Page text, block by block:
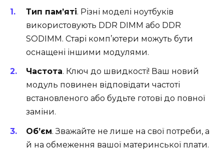
Тип пам’яті. Різні моделі ноутбуків
використовують DDR DIMM або DDR
SODIMM. Старі комп’ютери можуть бути
оснащені іншими модулями.
Частота. Ключ до швидкості! Ваш новий
модуль повинен відповідати частоті
встановленого або будьте готові до повної
заміни.
Об’єм. Зважайте не лише на свої потреби, а
й на обмеження вашої материнської плати.